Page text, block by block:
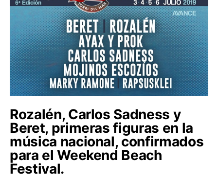
Rozalén, Carlos Sadness y
Beret, primeras figuras en la
música nacional, confirmados
para el Weekend Beach
Festival.